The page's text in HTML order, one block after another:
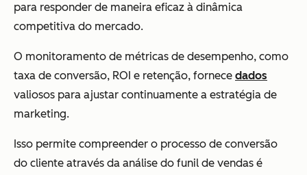
para responder de maneira eficaz à dinâmica
competitiva do mercado.
O monitoramento de métricas de desempenho, como
taxa de conversão, ROI e retenção, fornece dados
valiosos para ajustar continuamente a estratégia de
marketing.
Isso permite compreender o processo de conversão
do cliente através da análise do funil de vendas é